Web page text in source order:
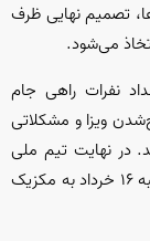
تصمیم نهایی ظرف
نفرات راهی جام
ویزا و مشکلاتی
در نهایت تیم ملی
مطابق هماهنگی با بخش تراول (سفر) فیفا صبح شنبه ۱۶ خرداد به مکزیک